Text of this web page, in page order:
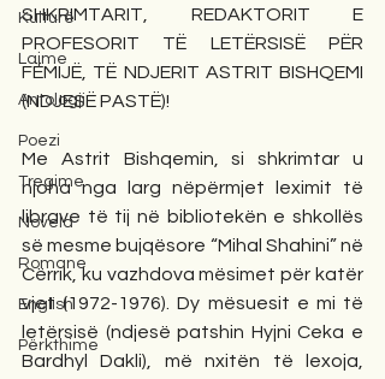
Kulturë
Lajme
Antologji
Poezi
Tregime
Novela
Romane
English
Përkthime
SHKRIMTARIT, REDAKTORIT E
PROFESORIT TË LETËRSISË PËR
FËMIJË, TË NDJERIT ASTRIT BISHQEMI
(NDJESË PASTË)!
Me Astrit Bishqemin, si shkrimtar u
njoha nga larg nëpërmjet leximit të
librave të tij në bibliotekën e shkollës
së mesme bujqësore “Mihal Shahini” në
Cërrik, ku vazhdova mësimet për katër
vjet (1972-1976). Dy mësuesit e mi të
letërsisë (ndjesë patshin Hyjni Ceka e
Bardhyl Dakli), më nxitën të lexoja,